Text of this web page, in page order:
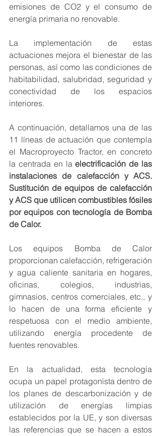
emisiones de CO2 y el consumo de
energía primaria no renovable.
La implementación de estas
actuaciones mejora el bienestar de las
personas, así como las condiciones de
habitabilidad, salubridad, seguridad y
conectividad de los espacios
interiores.
A continuación, detallamos una de las
11 líneas de actuación que contempla
el Macroproyecto Tractor, en concreto
la centrada en la electrificación de las
instalaciones de calefacción y ACS.
Sustitución de equipos de calefacción
y ACS que utilicen combustibles fósiles
por equipos con tecnología de Bomba
de Calor.
Los equipos Bomba de Calor
proporcionan calefacción, refrigeración
y agua caliente sanitaria en hogares,
oficinas, colegios, industrias,
gimnasios, centros comerciales, etc., y
lo hacen de una forma eficiente y
respetuosa con el medio ambiente,
utilizando energía procedente de
fuentes renovables.
En la actualidad, esta tecnología
ocupa un papel protagonista dentro de
los planes de descarbonización y de
utilización de energías limpias
establecidos por la UE, y son diversas
las referencias que se hacen a estos